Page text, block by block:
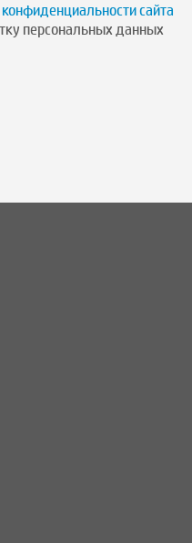
сайта
персональных данных